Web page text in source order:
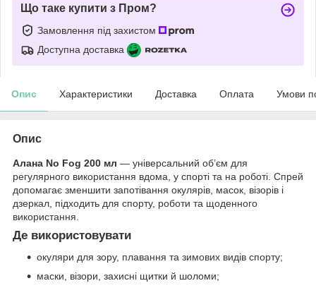
Що таке купити з Пром?
Замовлення під захистом
Доступна доставка
Опис Характеристики Доставка Оплата Умови
Опис
Алана No Fog 200 мл — універсальний об’єм для
регулярного використання вдома, у спорті та на роботі. Спрей
допомагає зменшити запотівання окулярів, масок, візорів і
дзеркал, підходить для спорту, роботи та щоденного
використання.
Де використовувати
окуляри для зору, плавання та зимових видів спорту;
маски, візори, захисні щитки й шоломи;